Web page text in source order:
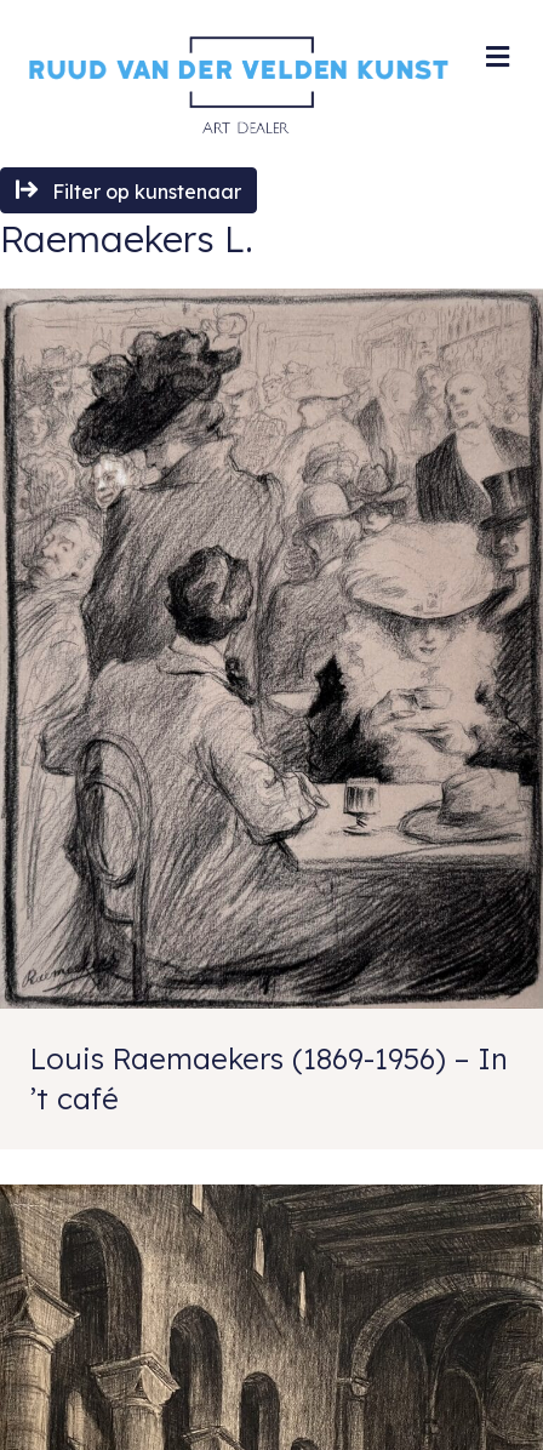
Filter op kunstenaar
Raemaekers L.
Louis Raemaekers (1869-1956) – In
’t café